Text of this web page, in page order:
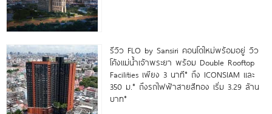
รีวิว FLO by Sansiri คอนโดใหม่พร้อมอยู่ วิว
โค้งแม่น้ำเจ้าพระยา พร้อม Double Rooftop
Facilities เพียง 3 นาที* ถึง ICONSIAM และ
350 ม.* ถึงรถไฟฟ้าสายสีทอง เริ่ม 3.29 ล้าน
บาท*